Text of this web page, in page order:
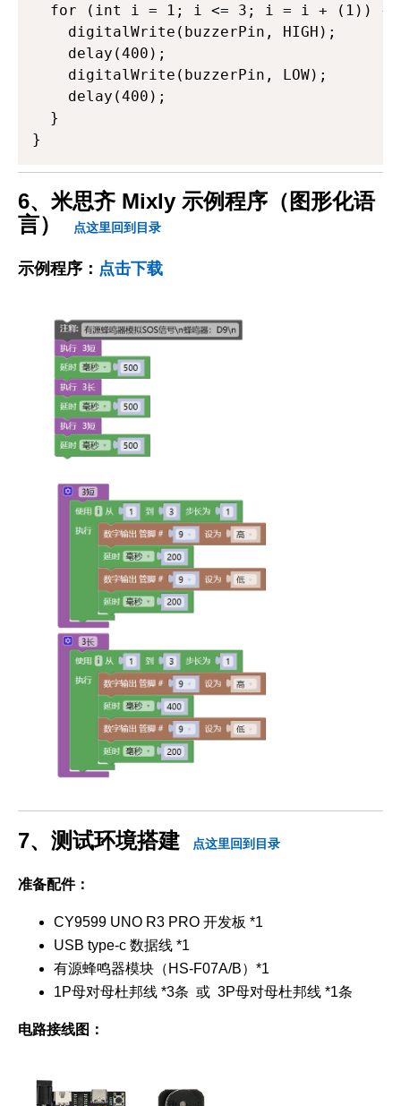
  for (int i = 1; i <= 3; i = i + (1)) {
    digitalWrite(buzzerPin, HIGH);
    delay(400);
    digitalWrite(buzzerPin, LOW);
    delay(400);
  }
}
6、米思齐 Mixly 示例程序（图形化语
言）
点这里回到目录
示例程序： 点击下载
7、测试环境搭建 点这里回到目录
准备配件：
CY9599 UNO R3 PRO 开发板 *1
USB type-c 数据线 *1
有源蜂鸣器模块（HS-F07A/B）*1
1P母对母杜邦线 *3条 或 3P母对母杜邦线 *1条
电路接线图：